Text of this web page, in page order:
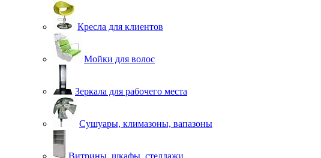
Кресла для клиентов
Мойки для волос
Зеркала для рабочего места
Сушуары, климазоны, вапазоны
Витрины, шкафы, стеллажи